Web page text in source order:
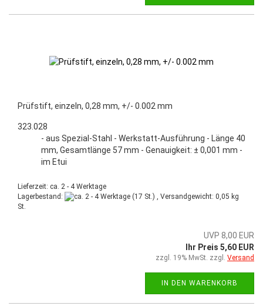
Prüfstift, einzeln, 0,28 mm, +/- 0.002 mm
323.028
- aus Spezial-Stahl - Werkstatt-Ausführung - Länge 40
mm, Gesamtlänge 57 mm - Genauigkeit: ± 0,001 mm -
im Etui
Lieferzeit: ca. 2 - 4 Werktage
Lagerbestand:
(17 St.) , Versandgewicht: 0,05 kg
St.
UVP 8,00 EUR
Ihr Preis 5,60 EUR
zzgl. 19% MwSt. zzgl. Versand
IN DEN WARENKORB